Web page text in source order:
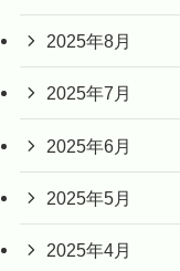
2025年8月
2025年7月
2025年6月
2025年5月
2025年4月